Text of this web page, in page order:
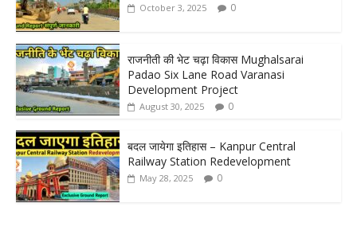
October 3, 2025 0
राजनीती की भेट चढ़ा विकास Mughalsarai
Padao Six Lane Road Varanasi
Development Project
August 30, 2025 0
बदल जायेगा इतिहास – Kanpur Central
Railway Station Redevelopment
May 28, 2025 0